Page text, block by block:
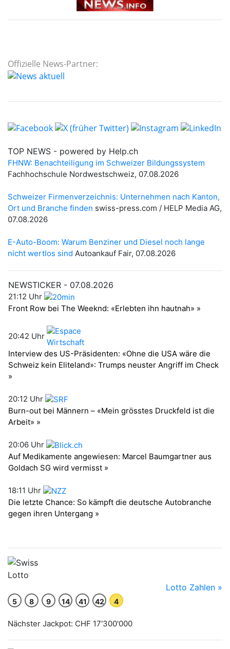
Offizielle News-Partner: